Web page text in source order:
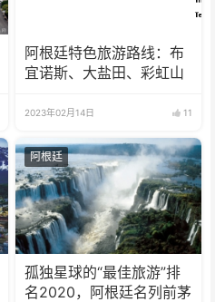
阿根廷特色旅游路线：布
宜诺斯、大盐田、彩虹山
2023年02月14日 11
阿根廷
孤独星球的“最佳旅游”排
名2020，阿根廷名列前茅